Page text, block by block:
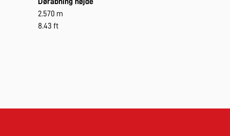
2.570 m
8.43 ft